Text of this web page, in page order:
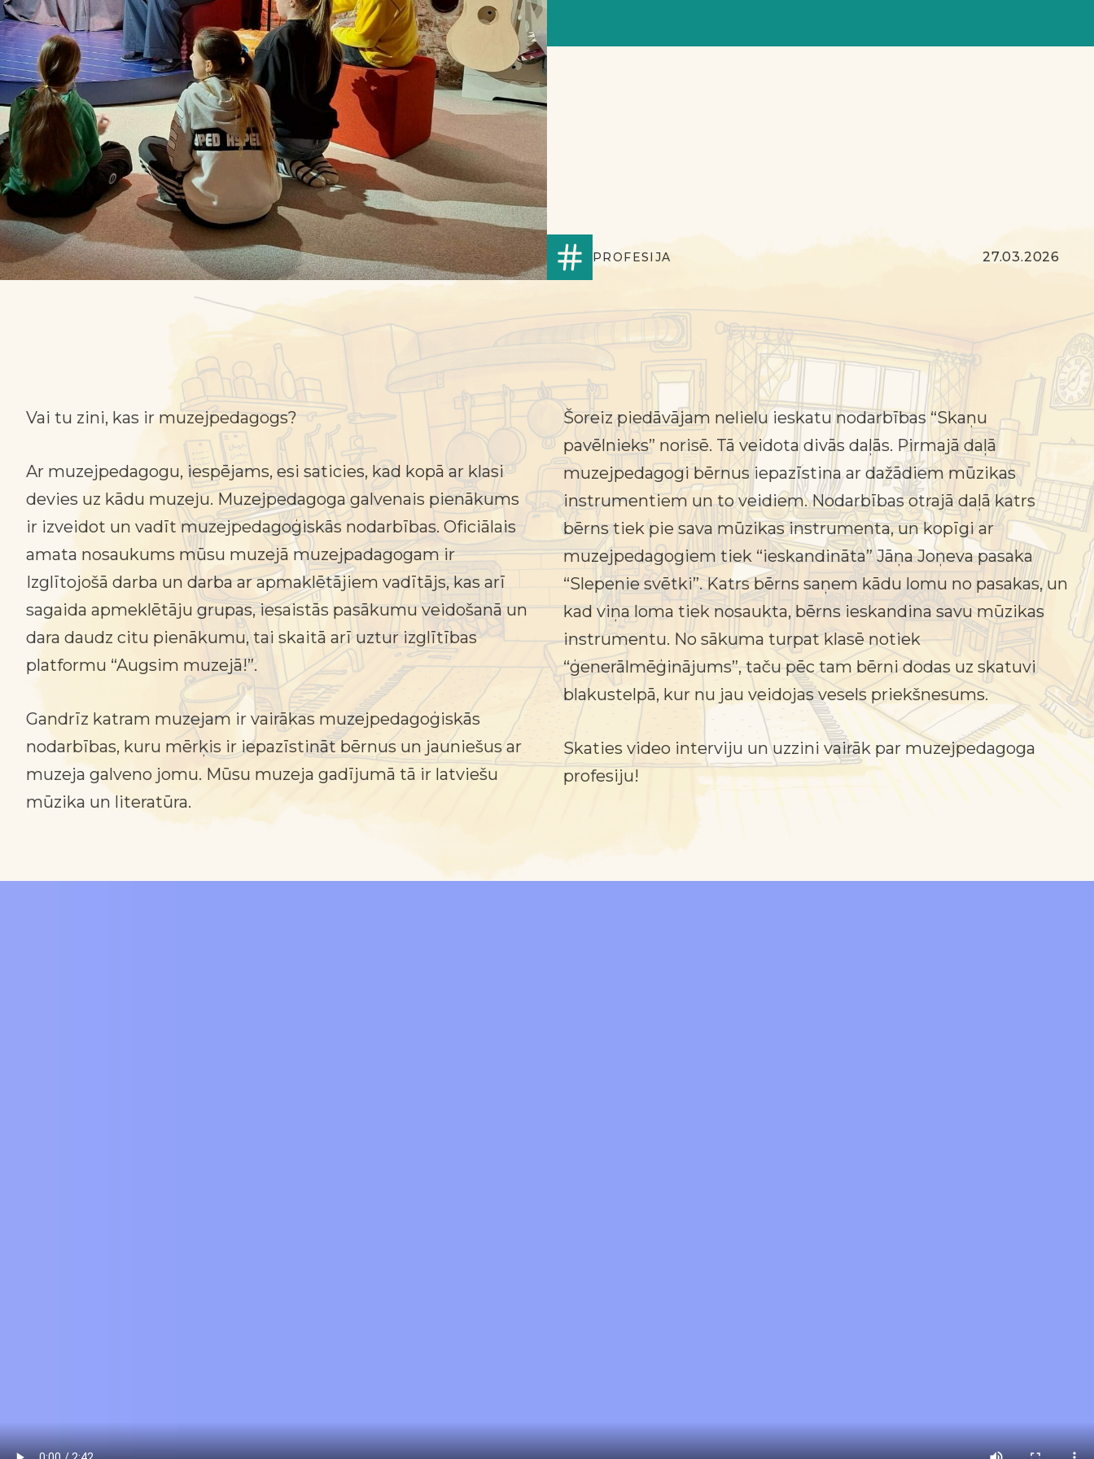
PROFESIJA 27.03.2026
Vai tu zini, kas ir muzejpedagogs?
Ar muzejpedagogu, iespējams, esi saticies, kad kopā ar klasi
devies uz kādu muzeju. Muzejpedagoga galvenais pienākums
ir izveidot un vadīt muzejpedagoģiskās nodarbības. Oficiālais
amata nosaukums mūsu muzejā muzejpadagogam ir
Izglītojošā darba un darba ar apmaklētājiem vadītājs, kas arī
sagaida apmeklētāju grupas, iesaistās pasākumu veidošanā un
dara daudz citu pienākumu, tai skaitā arī uztur izglītības
platformu “Augsim muzejā!”.
Gandrīz katram muzejam ir vairākas muzejpedagoģiskās
nodarbības, kuru mērķis ir iepazīstināt bērnus un jauniešus ar
muzeja galveno jomu. Mūsu muzeja gadījumā tā ir latviešu
mūzika un literatūra.
Šoreiz piedāvājam nelielu ieskatu nodarbības “Skaņu
pavēlnieks” norisē. Tā veidota divās daļās. Pirmajā daļā
muzejpedagogi bērnus iepazīstina ar dažādiem mūzikas
instrumentiem un to veidiem. Nodarbības otrajā daļā katrs
bērns tiek pie sava mūzikas instrumenta, un kopīgi ar
muzejpedagogiem tiek “ieskandināta” Jāņa Joņeva pasaka
“Slepenie svētki”. Katrs bērns saņem kādu lomu no pasakas, un
kad viņa loma tiek nosaukta, bērns ieskandina savu mūzikas
instrumentu. No sākuma turpat klasē notiek
“ģenerālmēģinājums”, taču pēc tam bērni dodas uz skatuvi
blakustelpā, kur nu jau veidojas vesels priekšnesums.
Skaties video interviju un uzzini vairāk par muzejpedagoga
profesiju!